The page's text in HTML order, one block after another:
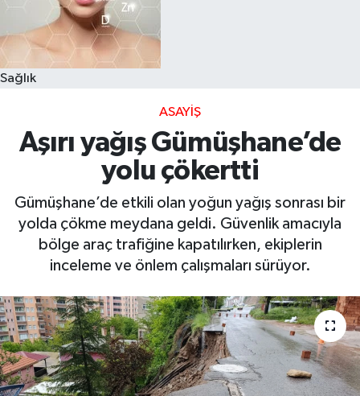
Sağlık
ASAYIŞ
Aşırı yağış Gümüşhane’de
yolu çökertti
Gümüşhane’de etkili olan yoğun yağış sonrası bir
yolda çökme meydana geldi. Güvenlik amacıyla
bölge araç trafiğine kapatılırken, ekiplerin
inceleme ve önlem çalışmaları sürüyor.